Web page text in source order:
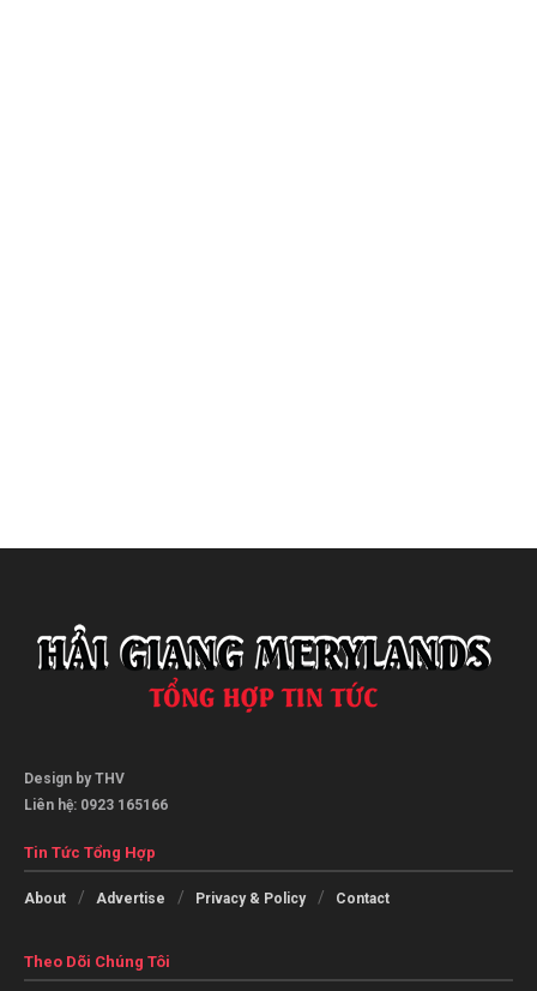
Design by THV
Liên hệ: 0923 165166
Tin Tức Tổng Hợp
About Advertise Privacy & Policy Contact
Theo Dõi Chúng Tôi